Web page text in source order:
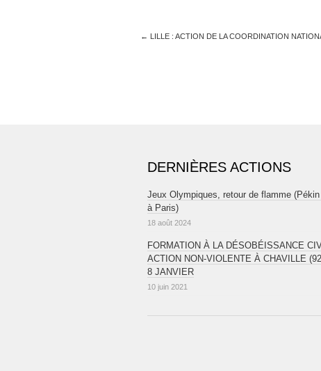
← LILLE : ACTION DE LA COORDINATION
DERNIÈRES ACTIONS
Jeux Olympiques, retour de flamme
à Paris)
18 août 2024
FORMATION À LA DÉSOBÉISSANCE
ACTION NON-VIOLENTE À CHAVILLE
8 JANVIER
10 juin 2021